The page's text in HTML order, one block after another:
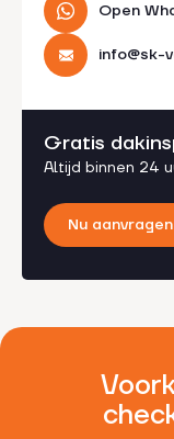
Open
info@sk-
Gratis
Altijd binnen 24
Nu aanvragen